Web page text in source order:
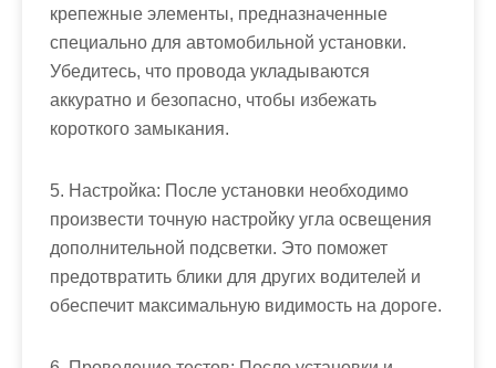
крепежные элементы, предназначенные
специально для автомобильной установки.
Убедитесь, что провода укладываются
аккуратно и безопасно, чтобы избежать
короткого замыкания.
5. Настройка: После установки необходимо
произвести точную настройку угла освещения
дополнительной подсветки. Это поможет
предотвратить блики для других водителей и
обеспечит максимальную видимость на дороге.